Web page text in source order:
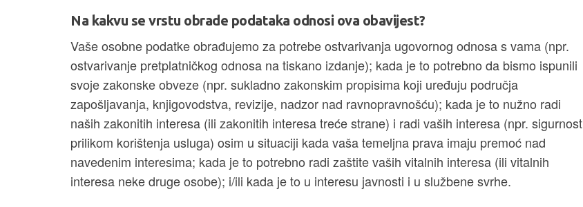
Na kakvu se vrstu obrade podataka odnosi ova obavijest?
Vaše osobne podatke obrađujemo za potrebe ostvarivanja ugovornog odnosa s vama (npr.
ostvarivanje pretplatničkog odnosa na tiskano izdanje); kada je to potrebno da bismo ispunili
svoje zakonske obveze (npr. sukladno zakonskim propisima koji uređuju područja
zapošljavanja, knjigovodstva, revizije, nadzor nad ravnopravnošću); kada je to nužno radi
naših zakonitih interesa (ili zakonitih interesa treće strane) i radi vaših interesa (npr. sigurnost
prilikom korištenja usluga) osim u situaciji kada vaša temeljna prava imaju premoć nad
navedenim interesima; kada je to potrebno radi zaštite vaših vitalnih interesa (ili vitalnih
interesa neke druge osobe); i/ili kada je to u interesu javnosti i u službene svrhe.